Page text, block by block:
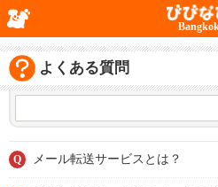
よくある質問
Q メール転送サービスとは？